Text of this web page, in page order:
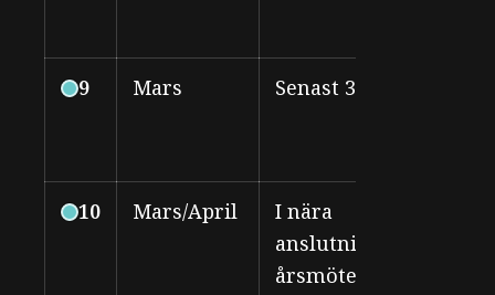
9 Mars Senast 31 mars
10 Mars/April
I nära
anslutning till
årsmötet